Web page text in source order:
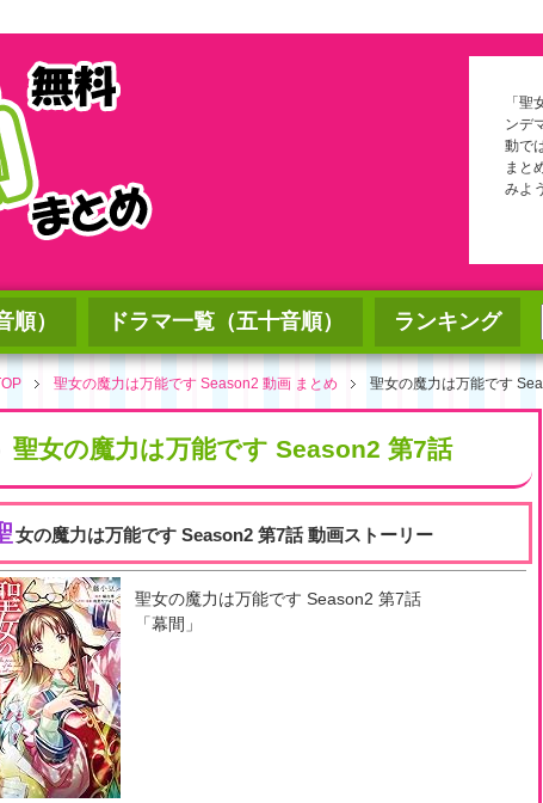
「
ンデ
動で
まと
みよ
順） ドラマ一覧（五十音順） ランキング
聖女の魔力は万能です Season2 動画 まとめ 聖女の魔力は万能です
聖女の魔力は万能です Season2 第7話
女の魔力は万能です Season2 第7話 動画ストーリー
聖女の魔力は万能です Season2 第7話
「幕間 」